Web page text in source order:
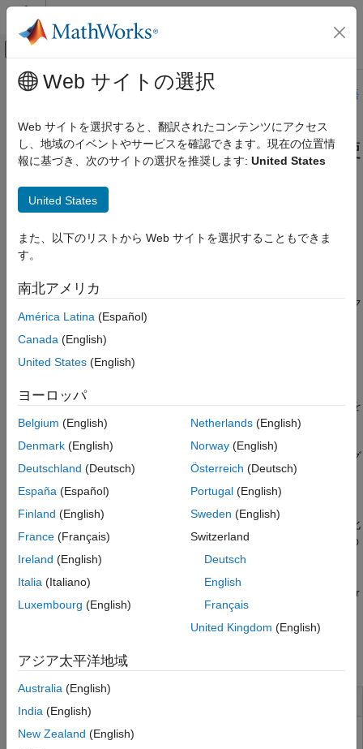
コンテンツへスキップ
オフキャンバス ナビゲーション メ
ドキュメンテーションのホーム
制御システム
C2000 Microcontroller Blockset
カテゴリ
C2000 Microcontroller Blockset を使い始
用途
ペリフェラル
マルチプロセッサ アーキテクチャ モデリン
グ
接続済み IO シミュレーション
信号の監視とパラメーター調整
メインコンテンツ
このページは機械翻訳を使用して翻訳されました。最新版の英語
C2000Microcontroller Blocksetを使
い始める
ケーションの設計、シミュレーション、実装
制御アプリケーションをモデル化できます。このブロックセット
には、デジタル IO、 ADC、 ePWMなどのペリフェラル ブロック
が含まれており、C2000 MCU を使用する産業向けおよびオート
モーティブ向けの ADC-PWM 同期を必要とする制御アルゴリズ
このブロックセットでは、プロセッサ間データ通信 (IPC) ブロッ
クとコプロセッサ (CLA、制御補償器アクセラレータ) ブロックを
使用してマルチコア実行用のアルゴリズムを分割できます。
Simulink
モデルをサポートされているハードウェアに直接接続
して、ライブ I/O データ交換を行い、ラピッド プロトタイピング
を行うことができます。
IQ Math および関連する最適化ルーチンを使用して、リアルタイ
ムおよび割り込み駆動のコード実行用に C2000 MCU 用に最適化
されたコードを生成し、リアルタイム信号監視、パラメーターの
調整、およびプロセッサインザループ (PIL) テスト (Embedded
Coder
を使用) を実行できます。このブロックセットには、
C2000 MCU (Motor Control Blockset™ および Embedded Coder
を使用) 上でモーター制御アプリケーションを構築および展開す
るのに役立つ参照例が含まれています。
C2000TMis a trademark of Texas Instruments
C2000マイクロコントローラーブロックセット のハードウ
Web サイトの選択
Web サイトを選択すると、翻訳されたコンテンツにアクセス
し、地域のイベントやサービスを確認できます。現在の位置情
報に基づき、次のサイトの選択を推奨します: United States
United States
また、以下のリストから Web サイトを選択することもできま
す。
南北アメリカ
América Latina (Español)
Canada (English)
United States (English)
ヨーロッパ
Belgium (English)
Denmark (English)
Deutschland (Deutsch)
España (Español)
Finland (English)
France (Français)
Ireland (English)
Italia (Italiano)
Luxembourg (English)
Netherlands(English)
Norway(English)
Österreich (Deutsch)
Portugal(English)
Sweden (English)
Switzerland
Deutsch
English
Français
United Kingdom (English)
アジア太平洋地域
Australia (English)
India (English)
New Zealand (English)